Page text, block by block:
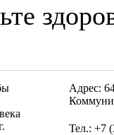
Адрес:
Тел.: +7